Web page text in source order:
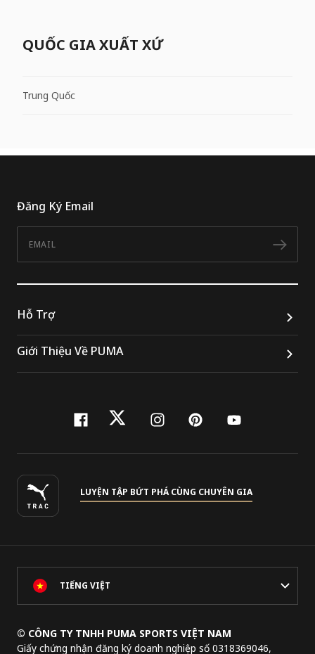
QUỐC GIA XUẤT XỨ
Trung Quốc
Đăng Ký Email
Hỗ Trợ
Giới Thiệu Về PUMA
facebook
twitterinstagram
pinterest
youtube
LUYỆN TẬP BỨT PHÁ CÙNG CHUYÊN GIA
TIẾNG VIỆT
© CÔNG TY TNHH PUMA SPORTS VIỆT NAM
Giấy chứng nhận đăng ký doanh nghiệp số 0318369046,